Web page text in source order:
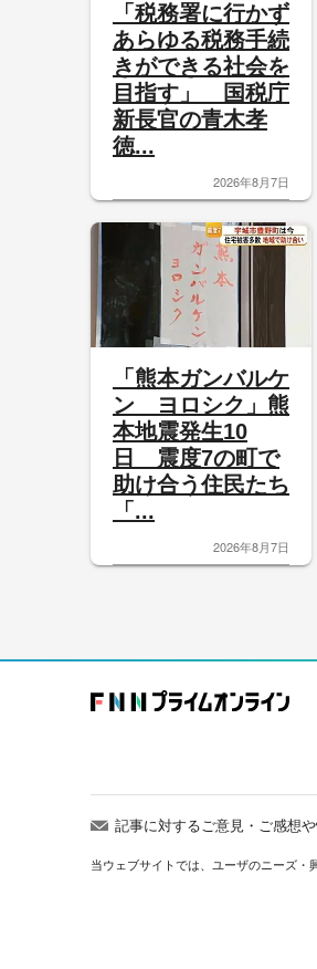
「税務署に行かず
あらゆる税務手続
きができる社会を
目指す」 国税庁
新長官の青木孝
徳...
2026年8月7日
「熊本ガンバルケ
ン ヨロシク」熊
本地震発生10
日 震度7の町で
助け合う住民たち
「...
2026年8月7日
記事に対するご意見・ご感想
当ウェブサイトでは、ユーザのニーズ・